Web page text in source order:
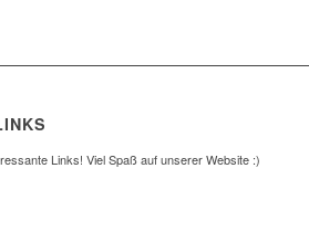
Links! Viel Spaß auf unserer Website :)